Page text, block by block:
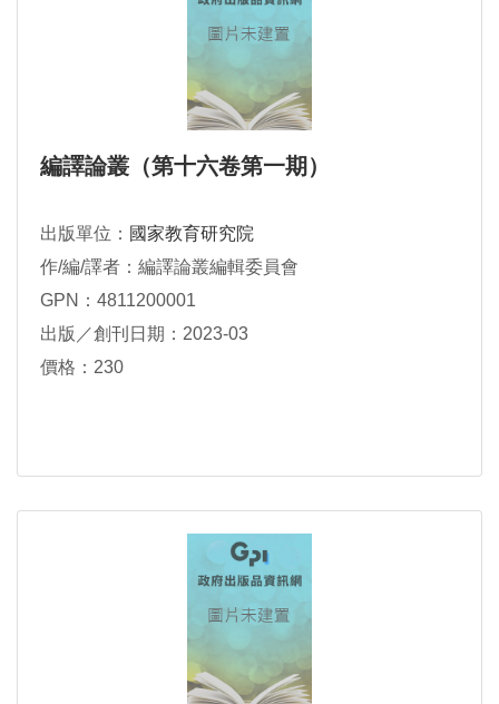
編譯論叢（第十六卷第一期）
出版單位： 國家教育研究院
作/編/譯者：編譯論叢編輯委員會
GPN：4811200001
出版／創刊日期：2023-03
價格：230